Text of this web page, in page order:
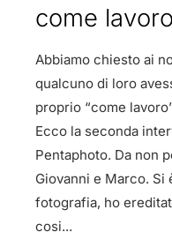
come lavoro
Abbiamo chiesto ai
qualcuno di loro
proprio “come
Ecco la seconda
Pentaphoto. Da non
Giovanni e Marco. Si
fotografia, ho
cosi...